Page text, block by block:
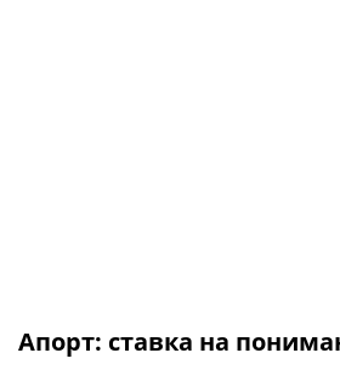
Апорт: ставка на